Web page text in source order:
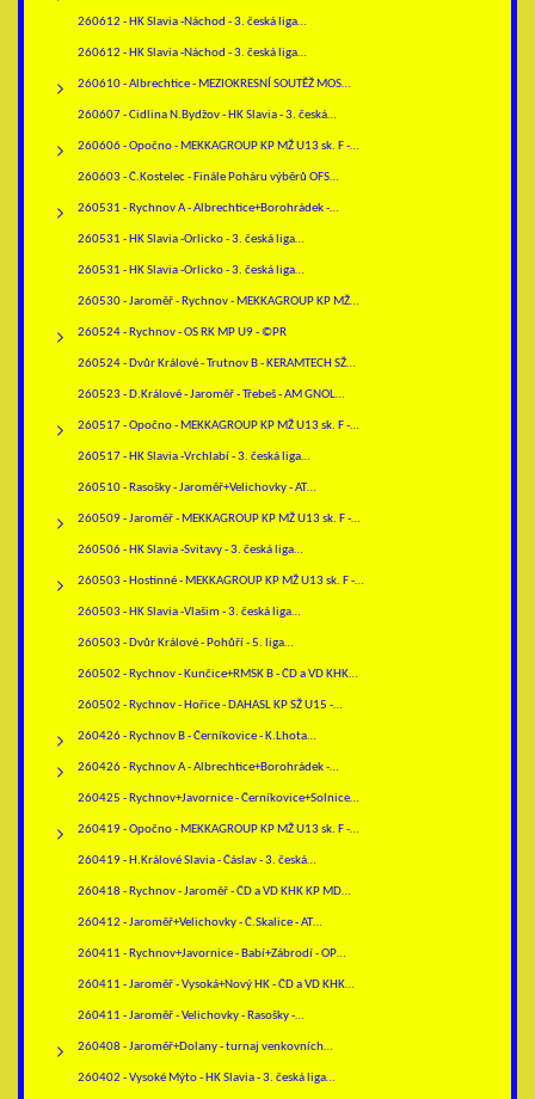
260612 - HK Slavia -Náchod - 3. česká liga…
260612 - HK Slavia -Náchod - 3. česká liga…
260610 - Albrechtice - MEZIOKRESNÍ SOUTĚŽ MOS…
260607 - Cidlina N.Bydžov - HK Slavia - 3. česká…
260606 - Opočno - MEKKAGROUP KP MŽ U13 sk. F -…
260603 - Č.Kostelec - Finále Poháru výběrů OFS…
260531 - Rychnov A - Albrechtice+Borohrádek -…
260531 - HK Slavia -Orlicko - 3. česká liga…
260531 - HK Slavia -Orlicko - 3. česká liga…
260530 - Jaroměř - Rychnov - MEKKAGROUP KP MŽ…
260524 - Rychnov - OS RK MP U9 - ©PR
260524 - Dvůr Králové - Trutnov B - KERAMTECH SŽ…
260523 - D.Králové - Jaroměř - Třebeš - AM GNOL…
260517 - Opočno - MEKKAGROUP KP MŽ U13 sk. F -…
260517 - HK Slavia -Vrchlabí - 3. česká liga…
260510 - Rasošky - Jaroměř+Velichovky - AT…
260509 - Jaroměř - MEKKAGROUP KP MŽ U13 sk. F -…
260506 - HK Slavia -Svitavy - 3. česká liga…
260503 - Hostinné - MEKKAGROUP KP MŽ U13 sk. F -…
260503 - HK Slavia -Vlašim - 3. česká liga…
260503 - Dvůr Králové - Pohůří - 5. liga…
260502 - Rychnov - Kunčice+RMSK B - ČD a VD KHK…
260502 - Rychnov - Hořice - DAHASL KP SŽ U15 -…
260426 - Rychnov B - Černíkovice - K.Lhota…
260426 - Rychnov A - Albrechtice+Borohrádek -…
260425 - Rychnov+Javornice - Černíkovice+Solnice…
260419 - Opočno - MEKKAGROUP KP MŽ U13 sk. F -…
260419 - H.Králové Slavia - Čáslav - 3. česká…
260418 - Rychnov - Jaroměř - ČD a VD KHK KP MD…
260412 - Jaroměř+Velichovky - Č.Skalice - AT…
260411 - Rychnov+Javornice - Babí+Zábrodí - OP…
260411 - Jaroměř - Vysoká+Nový HK - ČD a VD KHK…
260411 - Jaroměř - Velichovky - Rasošky -…
260408 - Jaroměř+Dolany - turnaj venkovních…
260402 - Vysoké Mýto - HK Slavia - 3. česká liga…